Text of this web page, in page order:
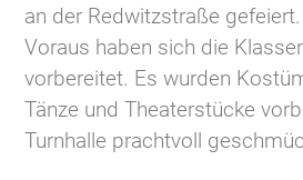
an der Redwitzstraße
Voraus haben sich die
vorbereitet. Es wurden
Tänze und Theaterstücke
Turnhalle prachtvoll